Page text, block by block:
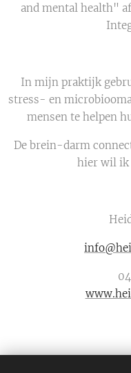
and mental health"
In mijn praktijk
stress- en
mensen te helpen
De brein-darm
hier wil ik